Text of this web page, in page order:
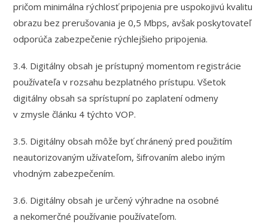
pričom minimálna rýchlosť pripojenia pre uspokojivú kvalitu
obrazu bez prerušovania je 0,5 Mbps, avšak poskytovateľ
odporúča zabezpečenie rýchlejšieho pripojenia.
3.4. Digitálny obsah je prístupný momentom registrácie
používateľa v rozsahu bezplatného prístupu. Všetok
digitálny obsah sa sprístupní po zaplatení odmeny
v zmysle článku 4 týchto VOP.
3.5. Digitálny obsah môže byť chránený pred použitím
neautorizovaným užívateľom, šifrovaním alebo iným
vhodným zabezpečením.
3.6. Digitálny obsah je určený výhradne na osobné
a nekomerčné používanie používateľom.